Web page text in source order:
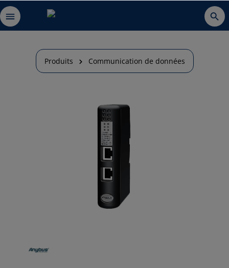
Produits Communication de données